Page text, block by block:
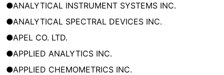
●ANALYTICAL INSTRUMENT SYSTEMS INC.
●ANALYTICAL SPECTRAL DEVICES INC.
●APEL CO. LTD.
●APPLIED ANALYTICS INC.
●APPLIED CHEMOMETRICS INC.